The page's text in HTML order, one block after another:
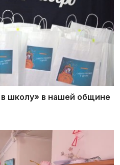
школу» в нашей общине